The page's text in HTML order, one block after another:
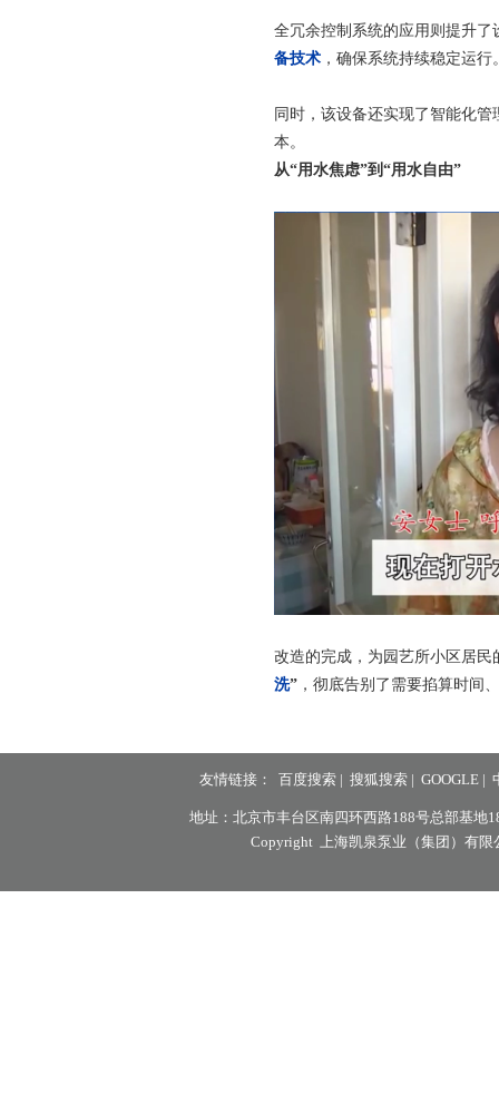
全冗余控制系统的应用则提升了
备技术 ，确保系统持续稳定运行
同时，该设备还实现了智能化
本。
从“用水焦虑”到“用水自由”
改造的完成，为园艺所小区居
洗” ，彻底告别了需要掐算时间
友情链接：百度搜索 |搜狐搜索 |GOOGLE |
地址：北京市丰台区南四环西路188号总部基地
Copyright 上海凯泉泵业（集团）有